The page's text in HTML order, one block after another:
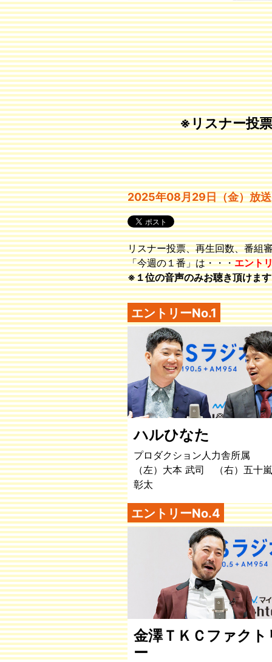
※リスナー投
2025年08月29日（金）放送
リスナー投票、再生回数、番組
「今週の１番」は・・・エント
※１位の音声のみお聴き頂けます
エントリーNo.1
ハルひなた
プロダクション人力舎所属
（左）大本 武司 （右）五十嵐
彰太
エントリーNo.4
金澤ＴＫＣファクト
ー